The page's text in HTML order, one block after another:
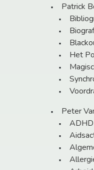
Patrick
Het
Peter
ADHD